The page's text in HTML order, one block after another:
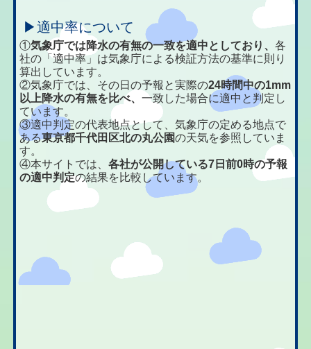
▶適中率について
①気象庁では降水の有無の一致を適中としており、各
社の「適中率」は気象庁による検証方法の基準に則り
算出しています。
②気象庁では、その日の予報と実際の24時間中の1mm
以上降水の有無を比べ、一致した場合に適中と判定し
ています。
③適中判定の代表地点として、気象庁の定める地点で
ある東京都千代田区北の丸公園の天気を参照していま
す。
④本サイトでは、各社が公開している7日前0時の予報
の適中判定の結果を比較しています。